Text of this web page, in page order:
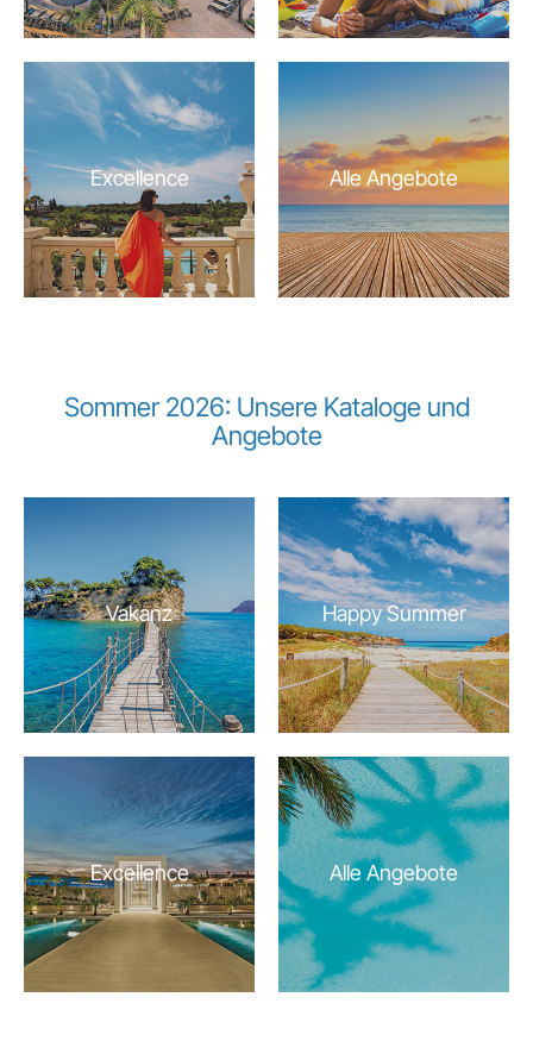
Excellence Alle Angebote
Sommer 2026: Unsere Kataloge und
Angebote
Vakanz Happy Summer
Excellence Alle Angebote